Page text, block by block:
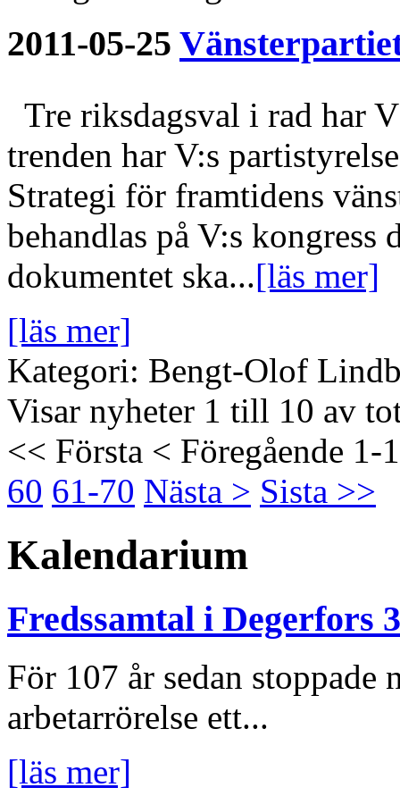
2011-05-25
Tre riksdagsval i rad har
trenden har V:s
Strategi för framtidens
behandlas på V:s
dokumentet ska...[läs mer]
[läs mer]
Kategori: Bengt-Olof
Visar nyheter 1 till 10 av
<< Första < Föregående 1-
60 61-70 Nästa > Sista >>
Kalendarium
Fredssamtal i Degerfors
För 107 år sedan stoppade
arbetarrörelse ett...
[läs mer]